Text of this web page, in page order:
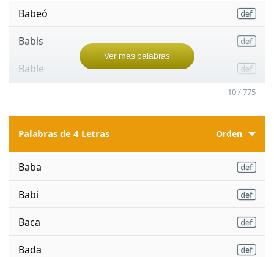
Babeó
Babis
Bable
Ver más palabras
10 / 775
Palabras de 4 Letras Orden
Baba
Babi
Baca
Bada